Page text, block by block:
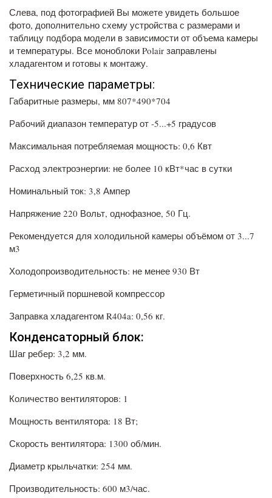
Слева, под фотографией Вы можете увидеть большое
фото, дополнительно схему устройства с размерами и
таблицу подбора модели в зависимости от объема камеры
и температуры. Все моноблоки Polair заправлены
хладагентом и готовы к монтажу.
Технические параметры:
Габаритные размеры, мм 807*490*704
Рабочий диапазон температур от -5...+5 градусов
Максимальная потребляемая мощность: 0,6 Квт
Расход электроэнергии: не более 10 кВт*час в сутки
Номинальный ток: 3,8 Ампер
Напряжение 220 Вольт, однофазное, 50 Гц.
Рекомендуется для холодильной камеры объёмом от 3...7
м3
Холодопроизводительность: не менее 930 Вт
Герметичный поршневой компрессор
Заправка хладагентом R404a: 0,56 кг.
Конденсаторный блок:
Шаг ребер: 3,2 мм.
Поверхность 6,25 кв.м.
Количество вентиляторов: 1
Мощность вентилятора: 18 Вт;
Скорость вентилятора: 1300 об/мин.
Диаметр крыльчатки: 254 мм.
Производительность: 600 м3/час.